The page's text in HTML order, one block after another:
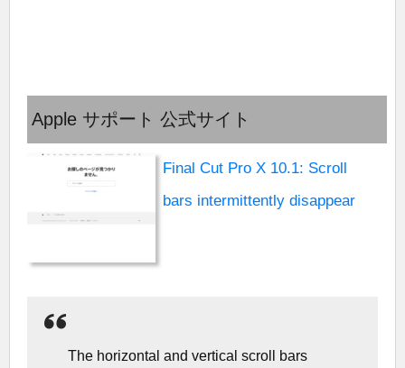
Apple サポート 公式サイト
Final Cut Pro X 10.1: Scroll
bars intermittently disappear
The horizontal and vertical scroll bars